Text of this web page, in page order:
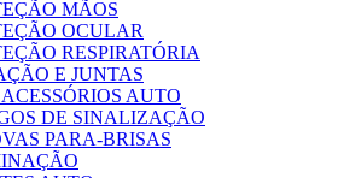
MÃOS
OCULAR
RESPIRATÓRIA
E JUNTAS
AUTO
DE SINALIZAÇÃO
PARA-BRISAS